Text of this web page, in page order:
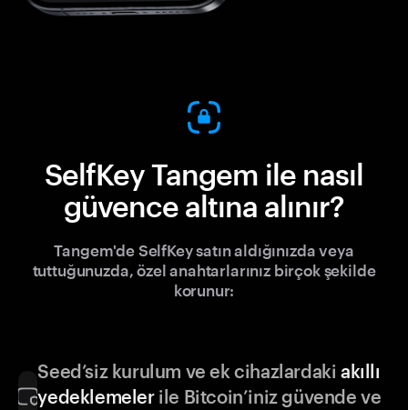
SelfKey Tangem ile nasıl
güvence altına alınır?
Tangem'de SelfKey satın aldığınızda veya
tuttuğunuzda, özel anahtarlarınız birçok şekilde
korunur:
Seed’siz kurulum ve ek cihazlardakiakıllı
yedeklemelerile Bitcoin’iniz güvende ve